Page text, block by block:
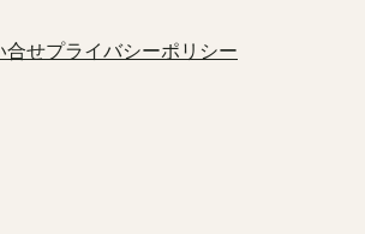
合せプライバシーポリシー